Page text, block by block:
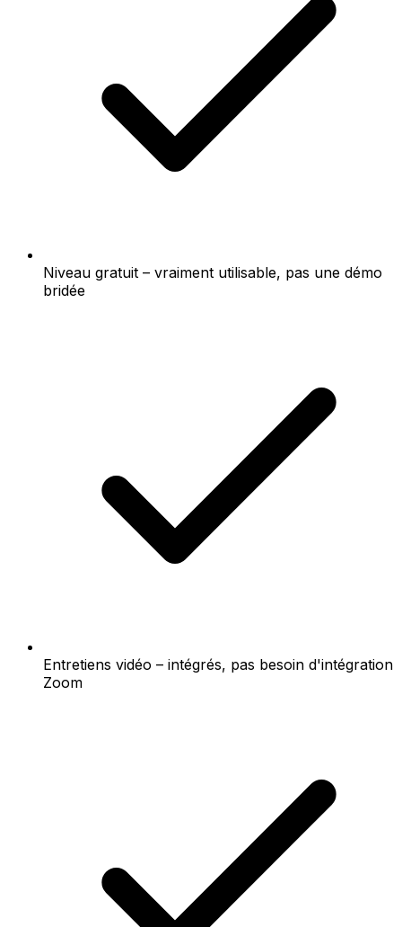
Niveau gratuit – vraiment utilisable, pas une démo
bridée
Entretiens vidéo – intégrés, pas besoin d'intégration
Zoom